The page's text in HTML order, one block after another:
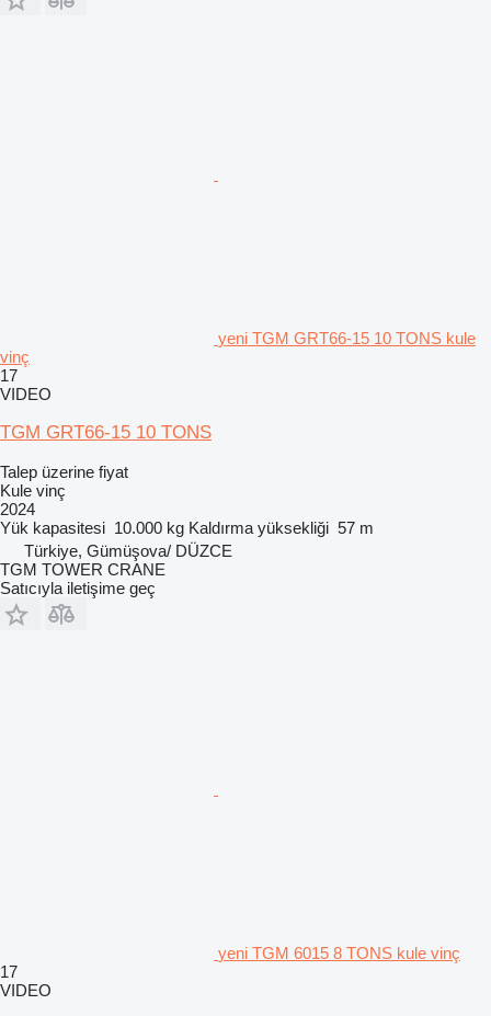
yeni TGM GRT66-15 10 TONS kule
vinç
17
VIDEO
TGM GRT66-15 10 TONS
Talep üzerine fiyat
Kule vinç
2024
Yük kapasitesi 10.000 kg Kaldırma yüksekliği 57 m
Türkiye, Gümüşova/ DÜZCE
TGM TOWER CRANE
Satıcıyla iletişime geç
yeni TGM 6015 8 TONS kule vinç
17
VIDEO